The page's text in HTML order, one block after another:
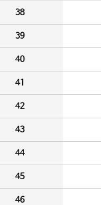
38
39
40
41
42
43
44
45
46